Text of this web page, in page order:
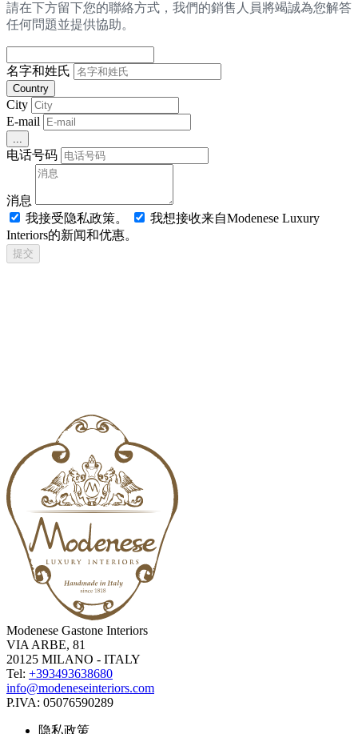
請在下方留下您的聯絡方式，我們的銷售人員將竭誠為您解答
任何問題並提供協助。
名字和姓氏
Country
City
E-mail
...
电话号码
消息
我接受隐私政策。
我想接收来自Modenese Luxury
Interiors的新闻和优惠。
提交
Modenese Gastone Interiors
VIA ARBE, 81
20125 MILANO - ITALY
Tel: +393493638680
info@modeneseinteriors.com
P.IVA: 05076590289
隐私政策